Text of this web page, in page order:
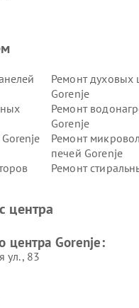
Ремонт
Gorenje
Ремонт
Gorenje
Ремонт
печей Gorenje
Ремонт
центра
центра Gorenje:
ул., 83